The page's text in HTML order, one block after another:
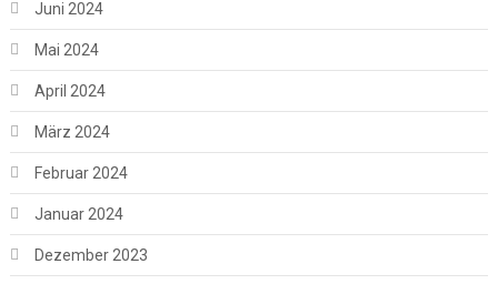
Juni 2024
Mai 2024
April 2024
März 2024
Februar 2024
Januar 2024
Dezember 2023